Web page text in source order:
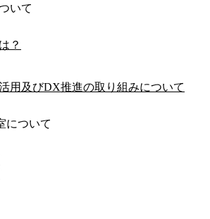
いて
？
用及びDX推進の取り組みについて
について